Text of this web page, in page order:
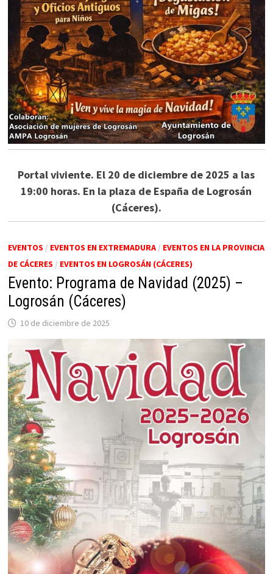
Portal viviente. El 20 de diciembre de 2025 a las
19:00 horas. En la plaza de España de Logrosán
(Cáceres).
EVENTOS / EVENTOS EN EXTREMADURA/ EVENTOS EN LA PROVINCIA
DE CÁCERES / EVENTOS EN LOGROSÁN (CÁCERES)
Evento: Programa de Navidad (2025) –
Logrosán (Cáceres)
10 de diciembre de 2025